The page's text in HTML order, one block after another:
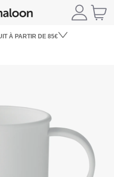
À PARTIR DE 85€